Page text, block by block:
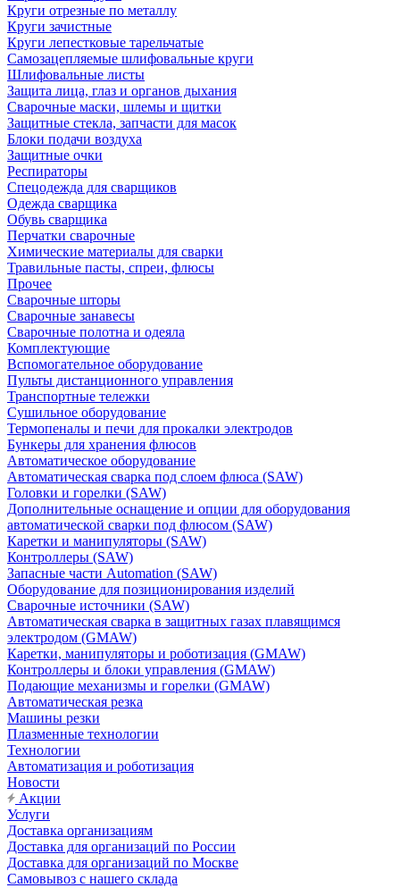
Круги отрезные по металлу
Круги зачистные
Круги лепестковые тарельчатые
Самозацепляемые шлифовальные круги
Шлифовальные листы
Защита лица, глаз и органов дыхания
Сварочные маски, шлемы и щитки
Защитные стекла, запчасти для масок
Блоки подачи воздуха
Защитные очки
Респираторы
Спецодежда для сварщиков
Одежда сварщика
Обувь сварщика
Перчатки сварочные
Химические материалы для сварки
Травильные пасты, спреи, флюсы
Прочее
Сварочные шторы
Сварочные занавесы
Сварочные полотна и одеяла
Комплектующие
Вспомогательное оборудование
Пульты дистанционного управления
Транспортные тележки
Сушильное оборудование
Термопеналы и печи для прокалки электродов
Бункеры для хранения флюсов
Автоматическое оборудование
Автоматическая сварка под слоем флюса (SAW)
Головки и горелки (SAW)
Дополнительные оснащение и опции для оборудования
автоматической сварки под флюсом (SAW)
Каретки и манипуляторы (SAW)
Контроллеры (SAW)
Запасные части Automation (SAW)
Оборудование для позиционирования изделий
Сварочные источники (SAW)
Автоматическая сварка в защитных газах плавящимся
электродом (GMAW)
Каретки, манипуляторы и роботизация (GMAW)
Контроллеры и блоки управления (GMAW)
Подающие механизмы и горелки (GMAW)
Автоматическая резка
Машины резки
Плазменные технологии
Технологии
Автоматизация и роботизация
Новости
Акции
Услуги
Доставка организациям
Доставка для организаций по России
Доставка для организаций по Москве
Самовывоз с нашего склада